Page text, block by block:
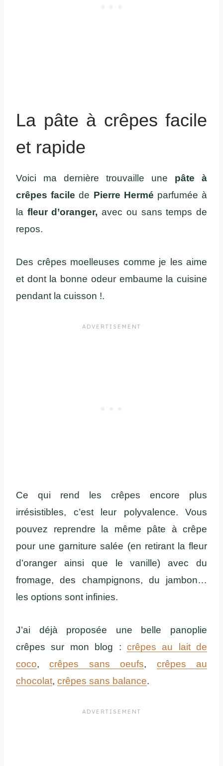
La pâte à crêpes facile
et rapide
Voici ma dernière trouvaille une pâte à
crêpes facile de Pierre Hermé parfumée à
la fleur d’oranger, avec ou sans temps de
repos.
Des crêpes moelleuses comme je les aime
et dont la bonne odeur embaume la cuisine
pendant la cuisson !.
Ce qui rend les crêpes encore plus
irrésistibles, c’est leur polyvalence. Vous
pouvez reprendre la même pâte à crêpe
pour une garniture salée (en retirant la fleur
d’oranger ainsi que le vanille) avec du
fromage, des champignons, du jambon…
les options sont infinies.
J’ai déjà proposée une belle panoplie
crêpes sur mon blog : crêpes au lait de
coco,crêpes sans oeufs, crêpes au
chocolat, crêpes sans balance.